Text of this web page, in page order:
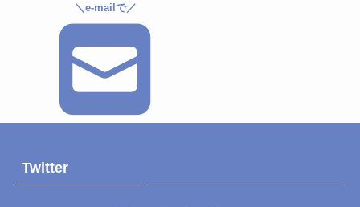
＼e-mailで／
Twitter